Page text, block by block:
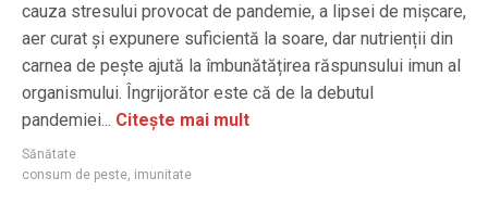
cauza stresului provocat de pandemie, a lipsei de mișcare,
aer curat și expunere suficientă la soare, dar nutrienții din
carnea de pește ajută la îmbunătățirea răspunsului imun al
organismului. Îngrijorător este că de la debutul
pandemiei... Citește mai mult
Sănătate
consum de peste, imunitate